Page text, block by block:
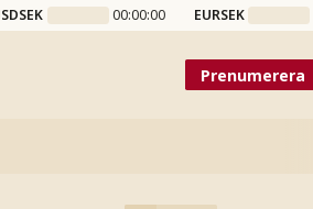
00:00:00 EURSEK
Prenumerera